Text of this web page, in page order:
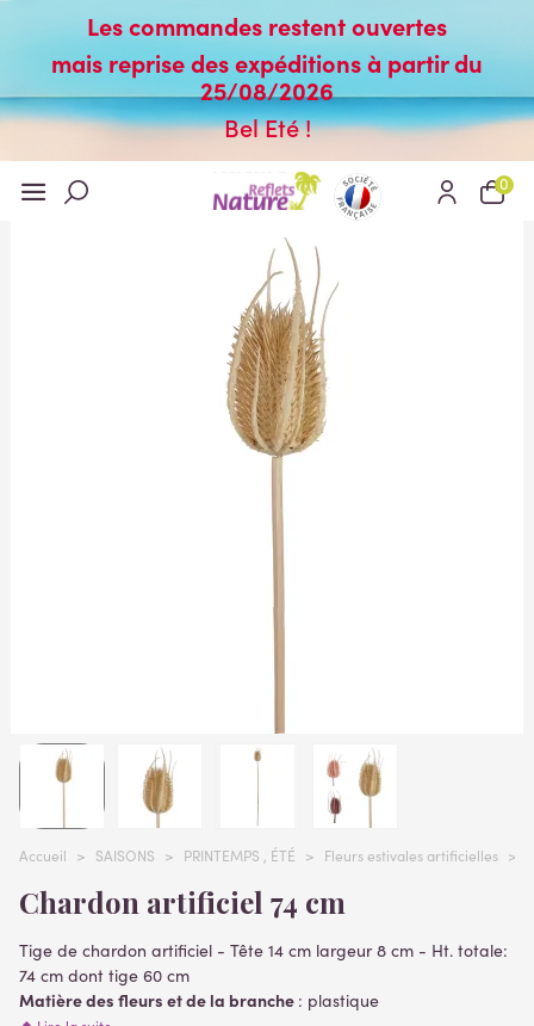
Les commandes restent ouvertes
mais reprise des expéditions à partir du
25/08/2026
Bel Eté !
0
Accueil > SAISONS > PRINTEMPS , ÉTÉ > Fleurs estivales artificielles >
Chardon artificiel 74 cm
Tige de chardon artificiel - Tête 14 cm largeur 8 cm - Ht. totale:
74 cm dont tige 60 cm
Matière des fleurs et de la branche : plastique